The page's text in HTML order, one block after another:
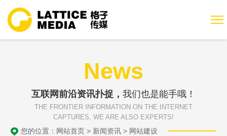
News
互联网前沿资讯扑捉， 我们也是能手哦！
THE FRONTIER INFORMATION ON THE INTERNET
CAPTURES, WE ARE ALSO EXPERTS!
您的位置： 网站首页 > 新闻资讯 > 网站建设